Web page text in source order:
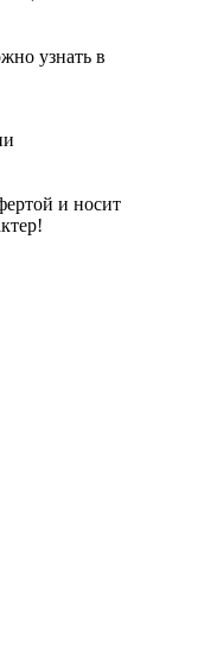
узнать в
и носит